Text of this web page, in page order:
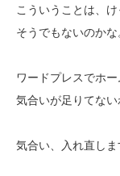
こういうことは、
そうでもないのかな
ワードプレスでホ
気合いが足りてない
気合い、入れ直しま